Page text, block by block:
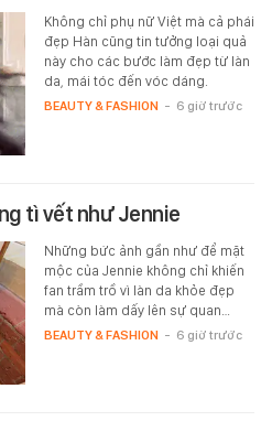
Không chỉ phụ nữ Việt mà cả phái
đẹp Hàn cũng tin tưởng loại quả
này cho các bước làm đẹp từ làn
da, mái tóc đến vóc dáng.
BEAUTY & FASHION - 6 giờ trước
tì vết như Jennie
Những bức ảnh gần như để mặt
mộc của Jennie không chỉ khiến
fan trầm trồ vì làn da khỏe đẹp
mà còn làm dấy lên sự quan…
BEAUTY & FASHION - 6 giờ trước